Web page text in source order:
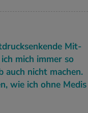
Mit­
mich immer so
auch nicht ma­chen.
wie ich ohne Medis